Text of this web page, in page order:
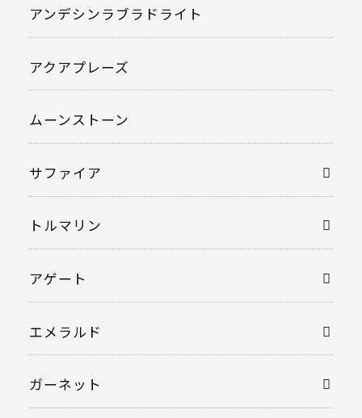
アンデシンラブラドライト
アクアプレーズ
ムーンストーン
サファイア
トルマリン
アゲート
エメラルド
ガーネット